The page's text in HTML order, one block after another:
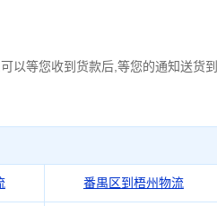
等您收到货款后,等您的通知送货到
番禺区到梧州物流